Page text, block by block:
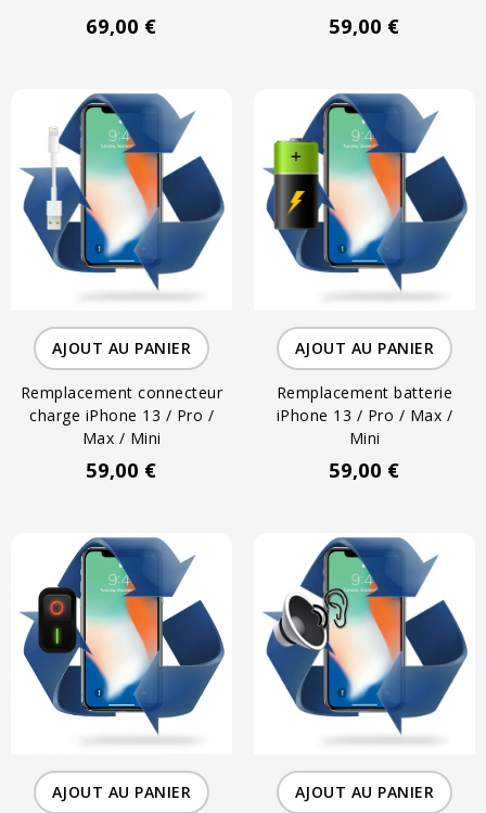
69,00 € 59,00 €
AJOUT AU PANIER
Remplacement connecteur
charge iPhone 13 / Pro /
Max / Mini
59,00 €
AJOUT AU PANIER
Remplacement batterie
iPhone 13 / Pro / Max /
Mini
59,00 €
AJOUT AU PANIER AJOUT AU PANIER